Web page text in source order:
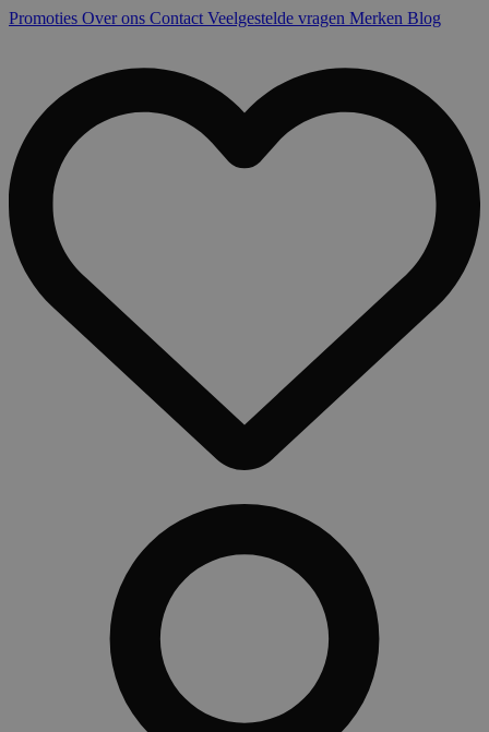
Promoties Over ons Contact Veelgestelde vragen Merken Blog